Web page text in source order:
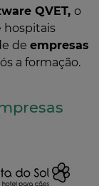
QVET, o
hospitais
de empresas
a formação.